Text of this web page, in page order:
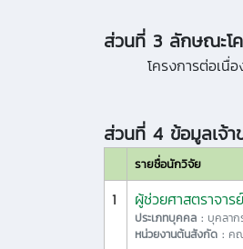
ส่วนที่ 3 ลักษณะโ
โครงการต่อเนื่อ
ส่วนที่ 4 ข้อมูลเจ้
รายชื่อนักวิจัย
1 ผู้ช่วยศาสตราจา
ประเภทบุคคล : บุคลา
หน่วยงานต้นสังกัด : ค